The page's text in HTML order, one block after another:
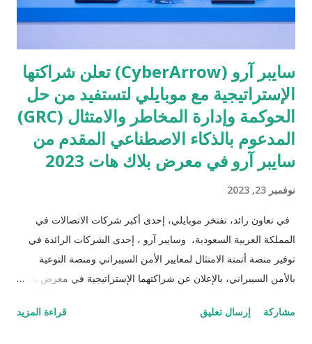
سايبر آرو (CyberArrow) تعلن شراكتها
الإستراتيجية مع موبايلي لتستفيد من حل
الحوكمة وإدارة المخاطر والامتثال (GRC)
المدعوم بالذكاء الاصطناعي المقدم من
سايبر آرو في معرض بلاك هات 2023
نوفمبر 23, 2023
في تعاون رائد، تفتخر موبايلي، إحدى أكبر شركات الاتصالات في
المملكة العربية السعودية، وسايبر آرو ، إحدى الشركات الرائدة في
توفير منصة أتمتة الامتثال لمعايير الأمن السيبراني ومنصة التوعية
بالأمن السيبراني، بالإعلان عن شراكتهما الإستراتيجية في معرض بلاك
نحو إحداث ثورة في نهج الامتثال لمعايير الأمن السيبراني في المملكة
مشاركة إرسال تعليق قراءة المزيد